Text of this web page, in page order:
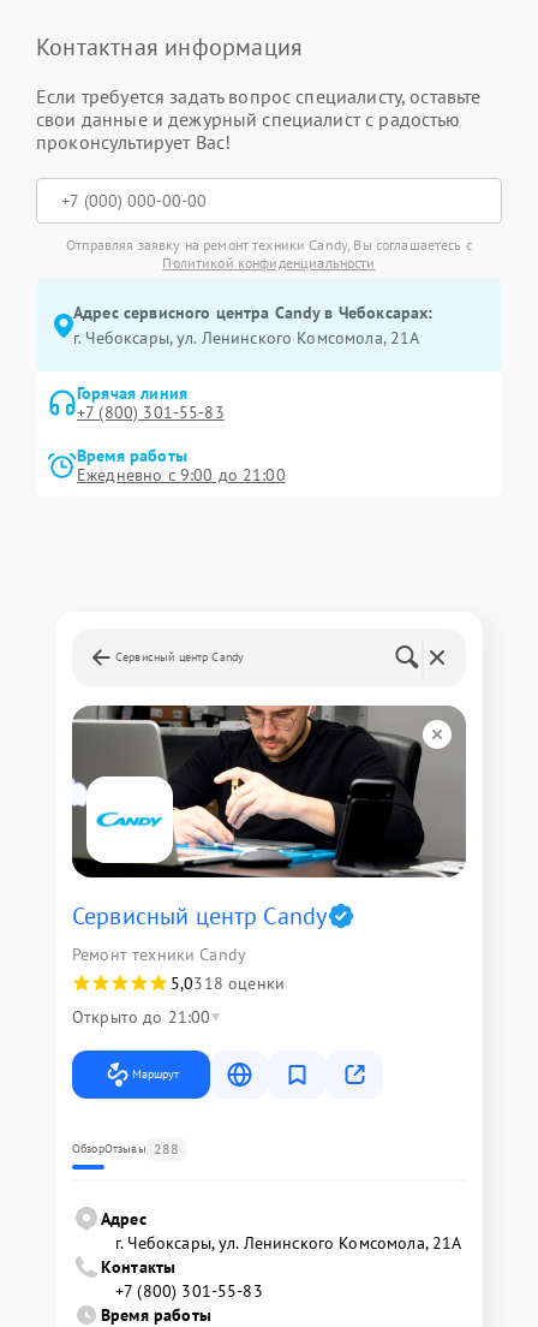
Контактная информация
Если требуется задать вопрос специалисту, оставьте
свои данные и дежурный специалист с радостью
проконсультирует Вас!
Отправляя заявку на ремонт техники Candy, Вы соглашаетесь с
Политикой конфиденциальности
Адрес сервисного центра Candy в Чебоксарах:
г. Чебоксары, ул. Ленинского Комсомола, 21А
Горячая линия
+7 (800) 301-55-83
Время работы
Ежедневно с 9:00 до 21:00
Сервисный центр Candy
Сервисный центр Candy
Ремонт техники Candy
5,0318 оценки
Открыто до 21:00
Маршрут
ОбзорОтзывы 288
Адрес
г. Чебоксары, ул. Ленинского Комсомола, 21А
Контакты
+7 (800) 301-55-83
Время работы